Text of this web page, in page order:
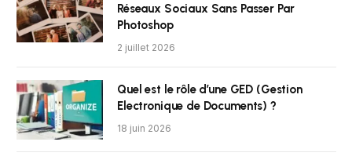
Réseaux Sociaux Sans Passer Par
Photoshop
2 juillet 2026
Quel est le rôle d’une GED (Gestion
Electronique de Documents) ?
18 juin 2026